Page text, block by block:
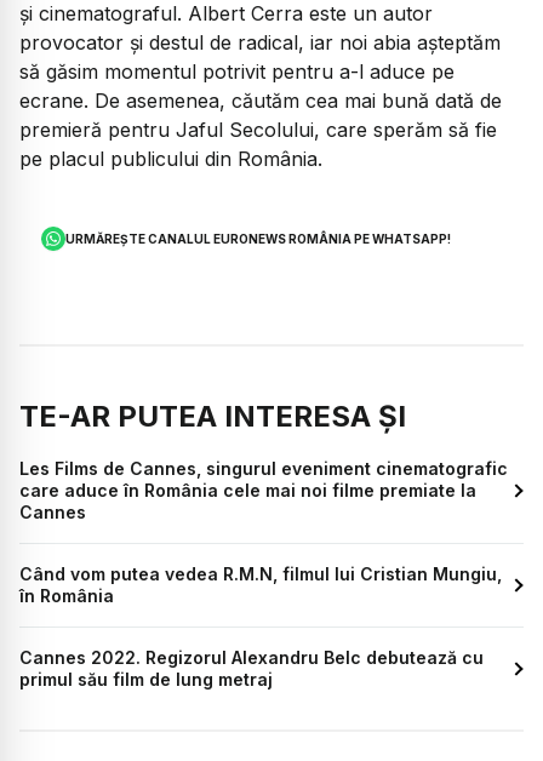
și cinematograful. Albert Cerra este un autor
provocator și destul de radical, iar noi abia așteptăm
să găsim momentul potrivit pentru a-l aduce pe
ecrane. De asemenea, căutăm cea mai bună dată de
premieră pentru Jaful Secolului, care sperăm să fie
pe placul publicului din România.
URMĂREȘTE CANALUL EURONEWS ROMÂNIA PE WHATSAPP!
TE-AR PUTEA INTERESA ȘI
Les Films de Cannes, singurul eveniment cinematografic
care aduce în România cele mai noi filme premiate la
Cannes
Când vom putea vedea R.M.N, filmul lui Cristian Mungiu,
în România
Cannes 2022. Regizorul Alexandru Belc debutează cu
primul său film de lung metraj